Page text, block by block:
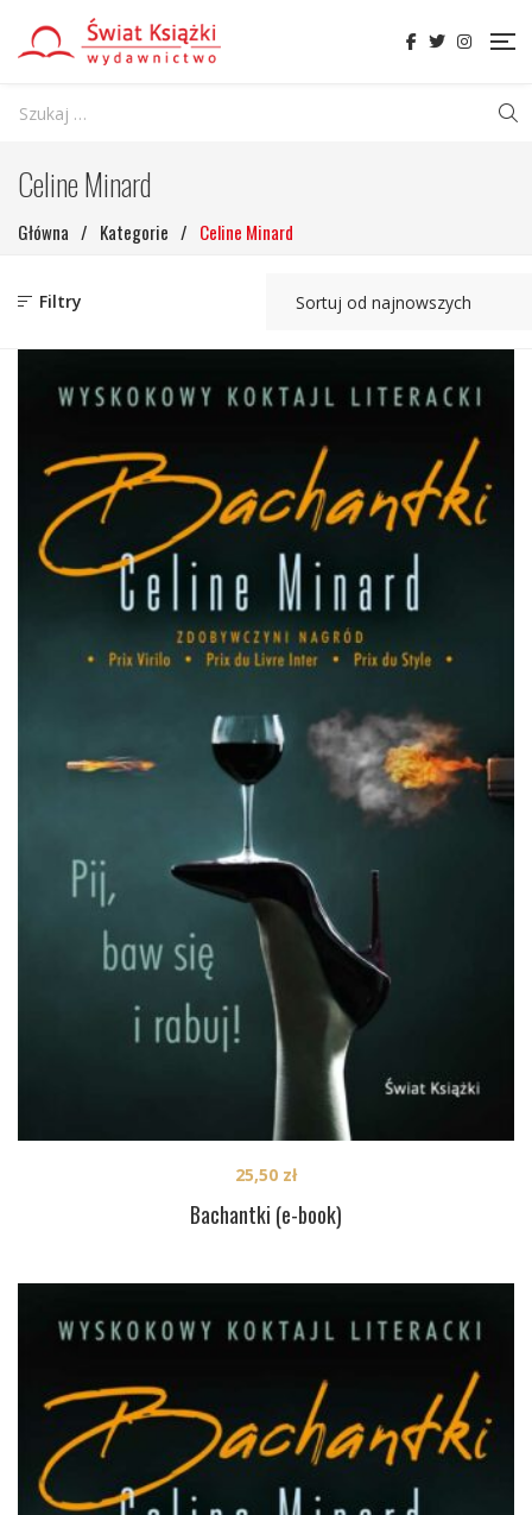
Celine Minard
Główna / Kategorie / Celine Minard
Filtry
Bachantki (e-book)
25,50 zł